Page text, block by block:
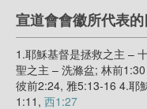
宣道會會徽所代表
1.耶穌基督是拯救之主 –
聖之主 – 洗滌盆; 林前
彼前2:24, 雅5:13-16 4.耶
1:11, 西1:27